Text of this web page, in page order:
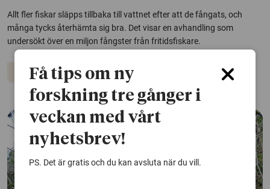
Allt fler fiskar släpps tillbaka till vattnet efter att de fångats, och
många tycks återhämta sig bra. Det visar en avhandling som
undersökt över en miljon fångster från fritidsfiskare.
Ekosystem Fiskar
Få tips om ny
forskning tre gånger i
veckan med vårt
nyhetsbrev!
PS. Det är gratis och du kan avsluta när du vill.